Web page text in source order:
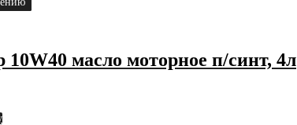
масло моторное п/синт, 4л